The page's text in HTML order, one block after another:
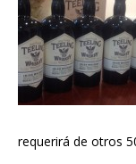
requerirá de otros